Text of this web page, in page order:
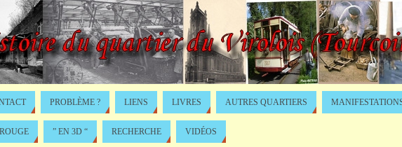
PROBLÈME ? LIENS LIVRES AUTRES QUARTIERS
” EN 3D “ RECHERCHE VIDÉOS